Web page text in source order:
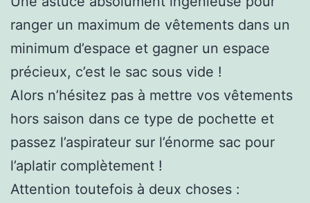
ranger un maximum de vêtements dans un
minimum d’espace et gagner un espace
précieux, c’est le sac sous vide !
Alors n’hésitez pas à mettre vos vêtements
hors saison dans ce type de pochette et
passez l’aspirateur sur l’énorme sac pour
l’aplatir complètement !
Attention toutefois à deux choses :